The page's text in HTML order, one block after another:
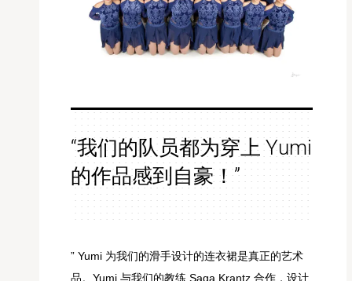
“我们的队员都为穿上 Yumi
的作品感到自豪！”
” Yumi 为我们的滑手设计的连衣裙是真正的艺术
品。Yumi 与我们的教练 Saga Krantz 合作，设计